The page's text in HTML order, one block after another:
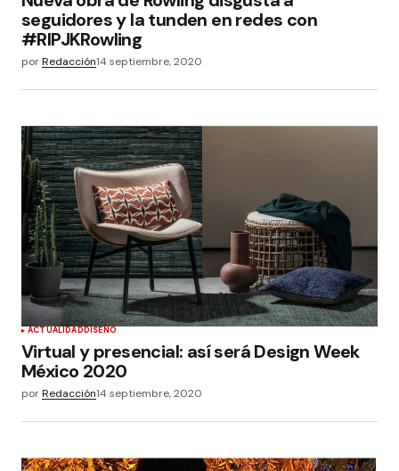
seguidores y la tunden en redes con
#RIPJKRowling
porRedacción14 septiembre, 2020
ACTUALIDAD DISEÑO
Virtual y presencial: así será Design Week
México 2020
porRedacción14 septiembre, 2020